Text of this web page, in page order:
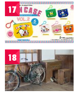
17
18